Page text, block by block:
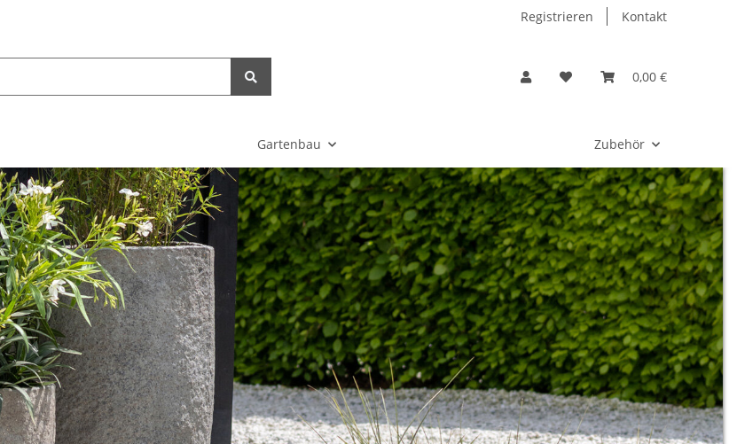
Registrieren Kontakt
0,00 €
Gartenbau Zubehör